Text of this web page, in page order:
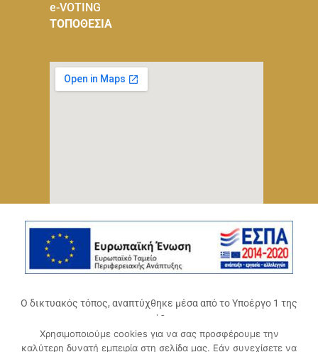
e-VOTING
ΤΟΠΟΘΕΣΙΑ
Ο δικτυακός τόπος, αναπτύχθηκε μέσα από το Υποέργο 1 της
πράξης
«Ψηφιακό Οικοσύστημα Επιχειρηματικότητας του
Χρησιμοποιούμε cookies για να σας προσφέρουμε την
καλύτερη δυνατή εμπειρία στη σελίδα μας. Εάν συνεχίσετε να